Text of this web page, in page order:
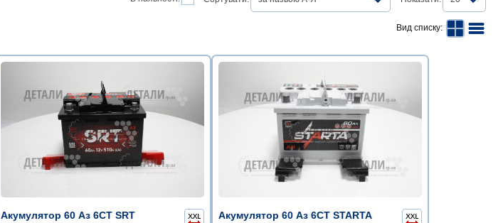
Вид списку:
Акумулятор 60 Аз 6СТ SRT Акумулятор 60 Аз 6СТ STARTA